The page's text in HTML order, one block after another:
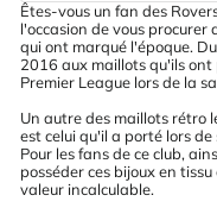
Êtes-vous un fan des
l'occasion de vous
qui ont marqué l'époque.
2016 aux maillots qu'ils ont
Premier League lors de la
Un autre des maillots rétro
est celui qu'il a porté lors
Pour les fans de ce club,
posséder ces bijoux en
valeur incalculable.